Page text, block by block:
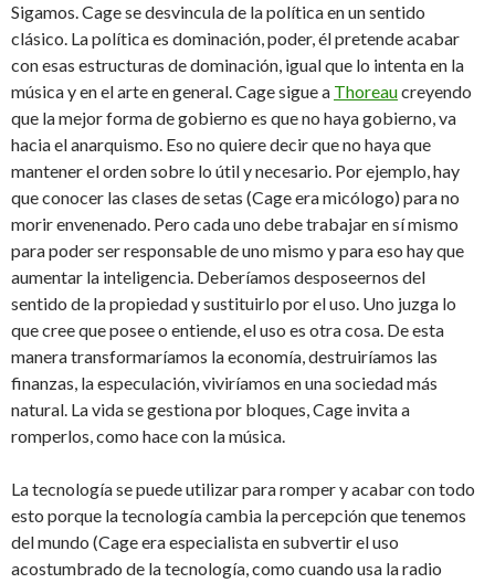
Sigamos. Cage se desvincula de la política en un sentido
clásico. La política es dominación, poder, él pretende acabar
con esas estructuras de dominación, igual que lo intenta en la
música y en el arte en general. Cage sigue a Thoreaucreyendo
que la mejor forma de gobierno es que no haya gobierno, va
hacia el anarquismo. Eso no quiere decir que no haya que
mantener el orden sobre lo útil y necesario. Por ejemplo, hay
que conocer las clases de setas (Cage era micólogo) para no
morir envenenado. Pero cada uno debe trabajar en sí mismo
para poder ser responsable de uno mismo y para eso hay que
aumentar la inteligencia. Deberíamos desposeernos del
sentido de la propiedad y sustituirlo por el uso. Uno juzga lo
que cree que posee o entiende, el uso es otra cosa. De esta
manera transformaríamos la economía, destruiríamos las
finanzas, la especulación, viviríamos en una sociedad más
natural. La vida se gestiona por bloques, Cage invita a
romperlos, como hace con la música.
La tecnología se puede utilizar para romper y acabar con todo
esto porque la tecnología cambia la percepción que tenemos
del mundo (Cage era especialista en subvertir el uso
acostumbrado de la tecnología, como cuando usa la radio